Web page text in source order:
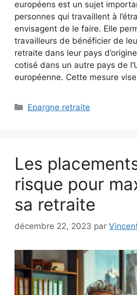
européens est un sujet
personnes qui travaillent à
envisagent de le faire. Elle
travailleurs de bénéficier de
retraite dans leur pays
cotisé dans un autre pays de
européenne. Cette mesure
Catégories
Epargne retraite
Les
risque pour
sa retraite
décembre 22, 2023 par